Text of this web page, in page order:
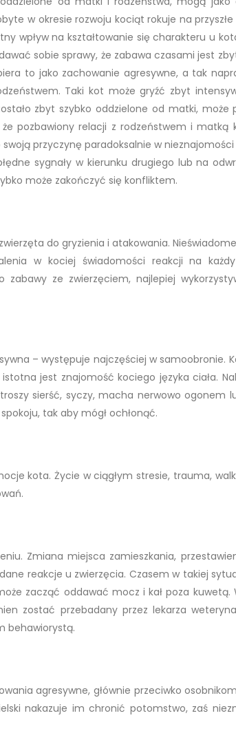
w okresie rozwoju kociąt rokuje na
wpływ na kształtowanie się charakteru u
sobie sprawy, że zabawa czasami jest
to jako zachowanie agresywne, a tak
Taki kot może gryźć zbyt
zbyt szybko oddzielone od matki, może
pozbawiony relacji z rodzeństwem i matką
przyczynę paradoksalnie w
sygnały w kierunku drugiego lub na
może zakończyć się konfliktem.
do gryzienia i atakowania.
w kociej świadomości reakcji na
ze zwierzęciem, najlepiej
– występuje najczęściej w samoobronie.
jest znajomość kociego języka ciała.
sierść, syczy, macha nerwowo ogonem
tak aby mógł ochłonąć.
kota. Życie w ciągłym stresie, trauma,
Zmiana miejsca zamieszkania,
reakcje u zwierzęcia. Czasem w takiej
zacząć oddawać mocz i kał poza kuwetą.
zostać przebadany przez lekarza
behawiorystą.
agresywne, głównie przeciwko
nakazuje im chronić potomstwo, zaś